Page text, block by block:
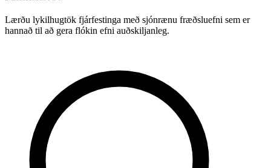
Lærðu lykilhugtök fjárfestinga með sjónrænu fræðsluefni sem er
hannað til að gera flókin efni auðskiljanleg.